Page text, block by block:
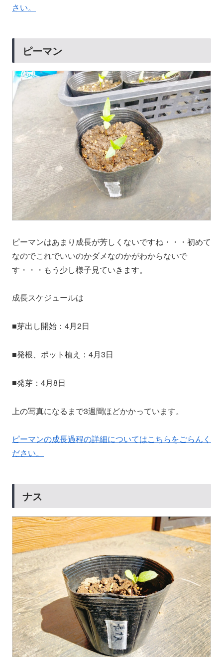
さい。
ピーマン
ピーマンはあまり成長が芳しくないですね・・・初めて
なのでこれでいいのかダメなのかがわからないで
す・・・もう少し様子見ていきます。
成長スケジュールは
■芽出し開始：4月2日
■発根、ポット植え：4月3日
■発芽：4月8日
上の写真になるまで3週間ほどかかっています。
ピーマンの成長過程の詳細についてはこちらをごらんく
ださい。
ナス